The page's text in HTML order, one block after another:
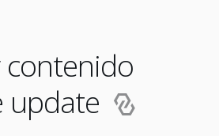
contenido
update